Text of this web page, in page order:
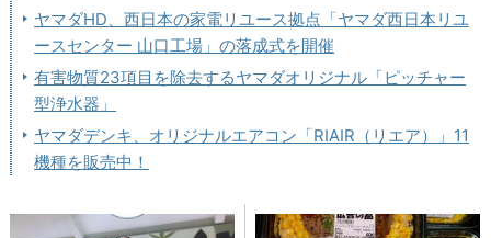
ヤマダHD、西日本の家電リユース拠点「ヤマダ西日本リユ
ースセンター 山口工場」の落成式を開催
有害物質23項目を除去するヤマダオリジナル「ピッチャー
型浄水器」
ヤマダデンキ、オリジナルエアコン「RIAIR（リエア）」11
機種を販売中！